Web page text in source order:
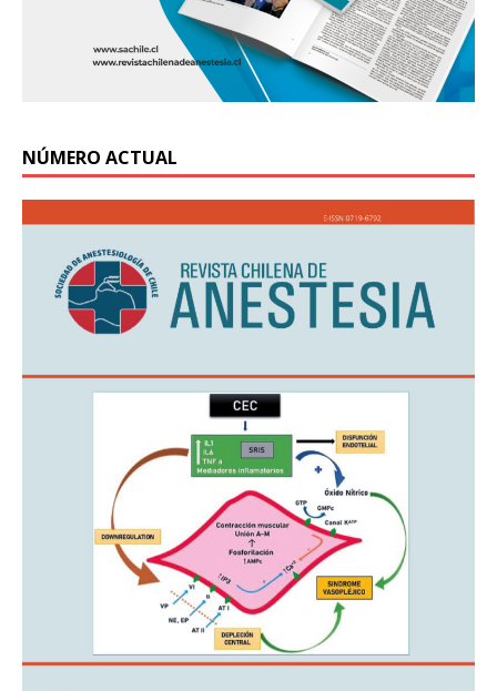
NÚMERO ACTUAL